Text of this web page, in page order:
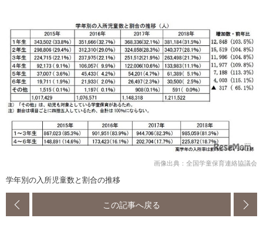
画像出典：全国学童保育連絡協議会
学年別の入所児童数と割合の推移
この記事へ戻る